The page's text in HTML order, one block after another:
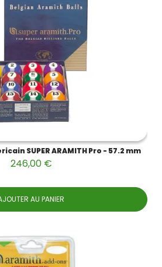
SUPER ARAMITH Pro - 57.2 mm
246,00 €
AU PANIER